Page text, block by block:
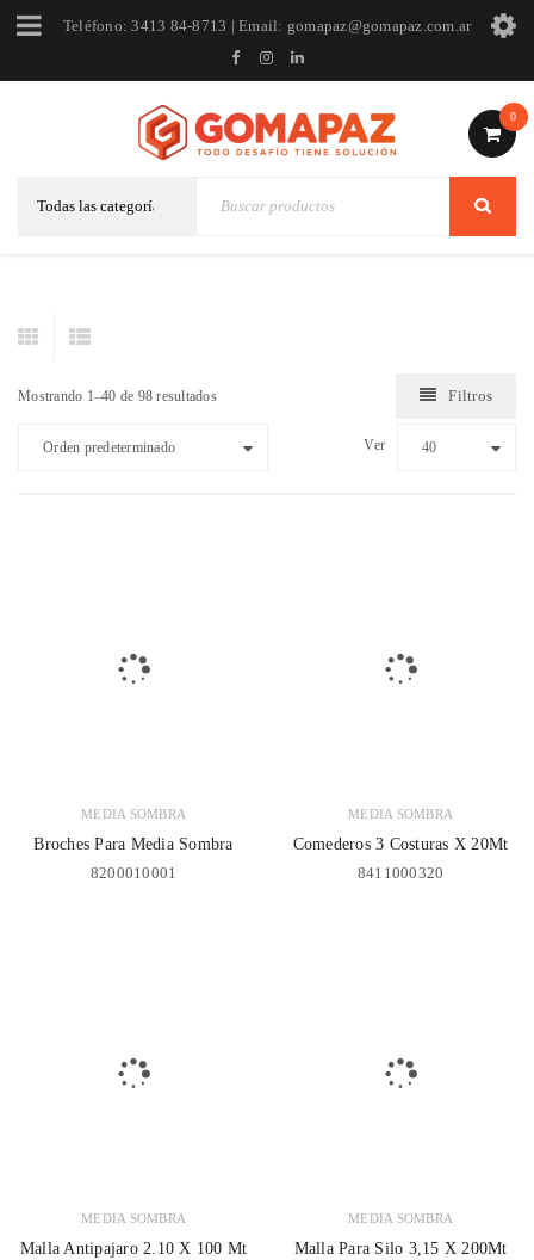
Teléfono: 3413 84-8713 | Email: gomapaz@gomapaz.com.ar
0
Mostrando 1–40 de 98 resultados Filtros
Orden predeterminado Ver 40
MEDIA SOMBRA
Broches Para Media Sombra
8200010001
MEDIA SOMBRA
Comederos 3 Costuras X 20Mt
8411000320
MEDIA SOMBRA
Malla Antipajaro 2.10 X 100 Mt
MEDIA SOMBRA
Malla Para Silo 3,15 X 200Mt